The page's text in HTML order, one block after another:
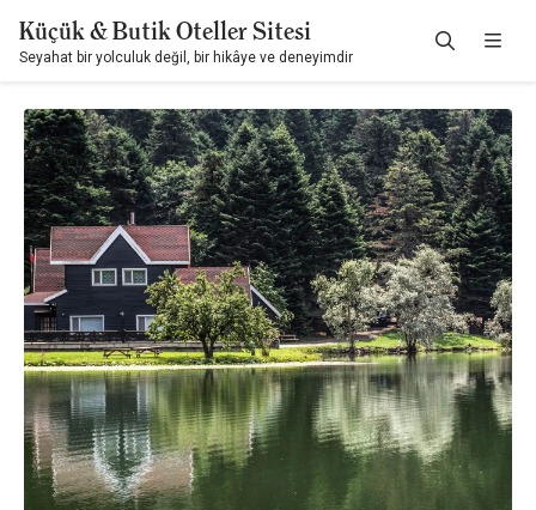
Küçük & Butik Oteller Sitesi
Seyahat bir yolculuk değil, bir hikâye ve deneyimdir